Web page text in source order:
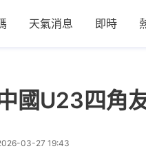
天氣消息 即時
國U23四
03-27 19:43